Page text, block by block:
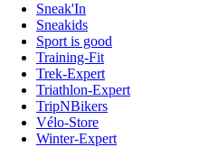
Sneak'In
Sneakids
Sport is good
Training-Fit
Trek-Expert
Triathlon-Expert
TripNBikers
Vélo-Store
Winter-Expert